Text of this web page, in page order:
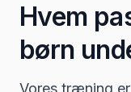
Hvem
børn
Vores træning